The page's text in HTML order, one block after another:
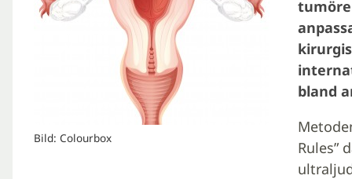
Bild: Colourbox
bland
Rules”